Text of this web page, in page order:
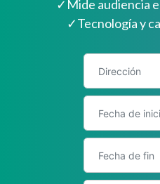
✓ Mide audiencia
✓Tecnología y